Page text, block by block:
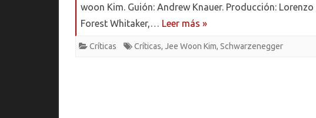
woon Kim. Guión: Andrew Knauer. Producción:
Forest Whitaker,… Leer más »
Críticas Críticas, Jee Woon Kim, Schwarzenegger